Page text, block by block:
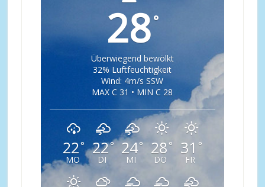
28°
Überwiegend bewölkt
32% Luftfeuchtigkeit
Wind: 4m/s SSW
MAX C 31 • MIN C 28
22°
MO
22°
DI
24°
MI
28 °
DO
31 °
FR